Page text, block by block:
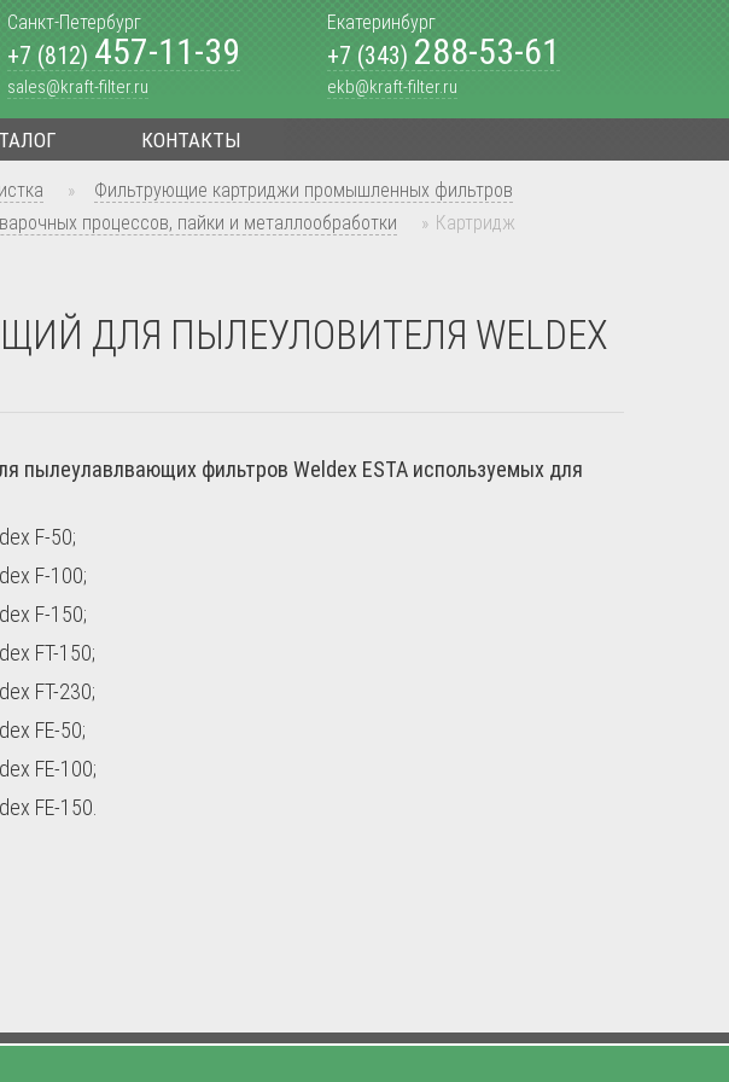
Санкт-Петербург
+7 (812) 457-11-39
sales@kraft-filter.ru
Екатеринбург
+7 (343) 288-53-61
ekb@kraft-filter.ru
КОНТАКТЫ
»
Фильтрующие картриджи промышленных фильтров
процессов, пайки и металлообработки » Картридж
ДЛЯ ПЫЛЕУЛОВИТЕЛЯ WELDEX
пылеулавлвающих фильтров Weldex ESTA используемых для
F-50;
F-100;
F-150;
FT-150;
FT-230;
FE-50;
FE-100;
FE-150.